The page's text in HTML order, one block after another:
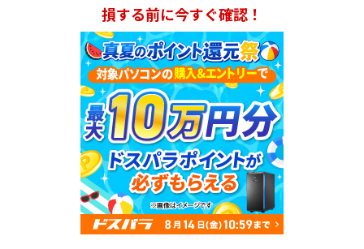
Category
#フォレンジック #ポータブル電源
#キッチン用品 #ハッキング #オフィス用品・家具
#マッサージ機・ヘルスケア #格安SIM #Amazon
#デジタル・AV機器 #買取サービス #データー復旧
#アウトドア #防災・防犯・セキュリティー
損する前に今すぐ確認！